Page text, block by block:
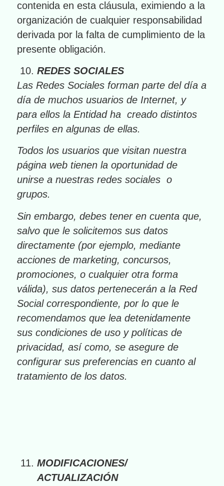
contenida en esta cláusula, eximiendo a la
organización de cualquier responsabilidad
derivada por la falta de cumplimiento de la
presente obligación.
REDES SOCIALES
Las Redes Sociales forman parte del día a
día de muchos usuarios de Internet, y
para ellos la Entidad ha creado distintos
perfiles en algunas de ellas.
Todos los usuarios que visitan nuestra
página web tienen la oportunidad de
unirse a nuestras redes sociales o
grupos.
Sin embargo, debes tener en cuenta que,
salvo que le solicitemos sus datos
directamente (por ejemplo, mediante
acciones de marketing, concursos,
promociones, o cualquier otra forma
válida), sus datos pertenecerán a la Red
Social correspondiente, por lo que le
recomendamos que lea detenidamente
sus condiciones de uso y políticas de
privacidad, así como, se asegure de
configurar sus preferencias en cuanto al
tratamiento de los datos.
MODIFICACIONES/
ACTUALIZACIÓN